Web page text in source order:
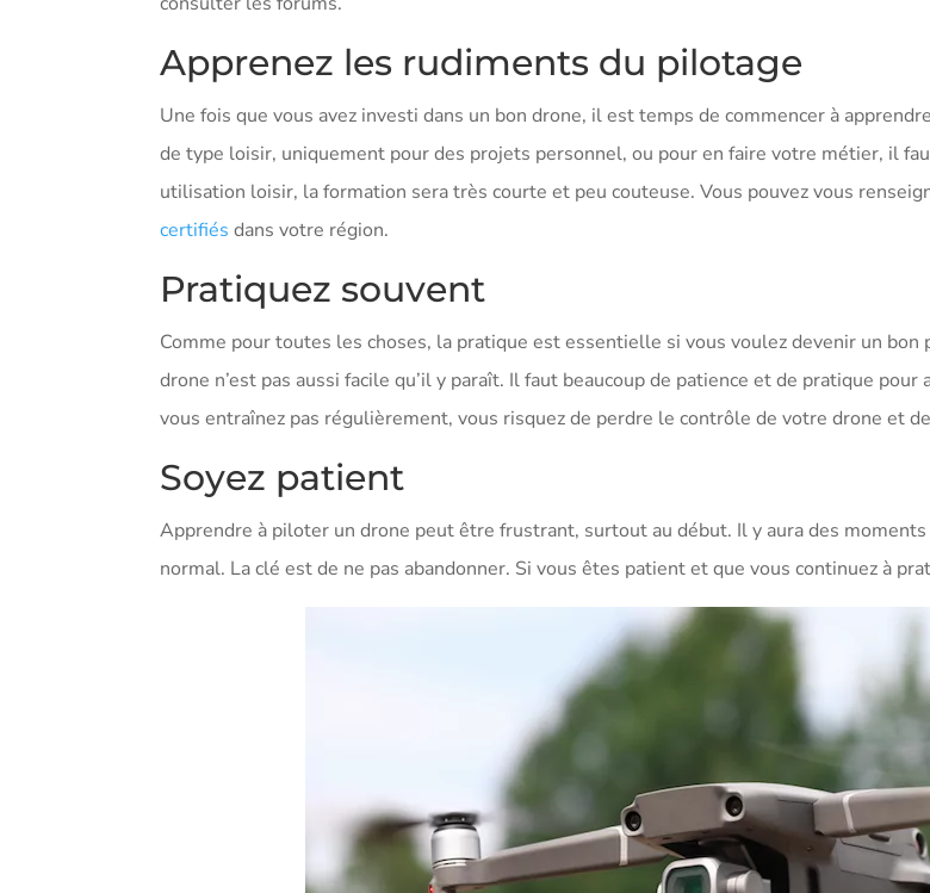
Apprenez les rudiments du pilotage
Une fois que vous avez investi dans un bon drone, il est temps de commencer à
de type loisir, uniquement pour des projets personnel, ou pour en faire votre métier, il
utilisation loisir, la formation sera très courte et peu couteuse. Vous pouvez vous
certifiés dans votre région.
Pratiquez souvent
Comme pour toutes les choses, la pratique est essentielle si vous voulez devenir un
drone n’est pas aussi facile qu’il y paraît. Il faut beaucoup de patience et de pratique
vous entraînez pas régulièrement, vous risquez de perdre le contrôle de votre drone et
Soyez patient
Apprendre à piloter un drone peut être frustrant, surtout au début. Il y aura des moments
normal. La clé est de ne pas abandonner. Si vous êtes patient et que vous continuez à